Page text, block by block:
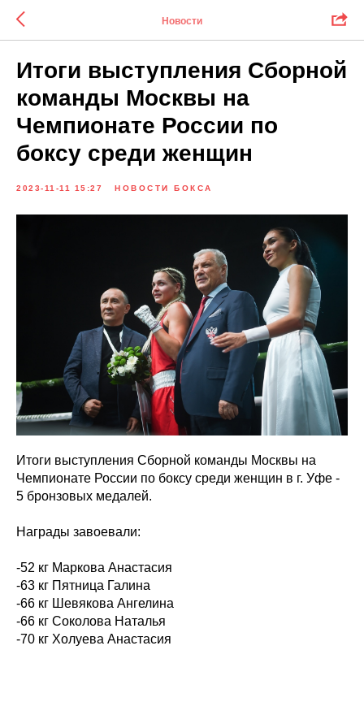
Новости
Итоги выступления Сборной
команды Москвы на
Чемпионате России по
боксу среди женщин
2023-11-11 15:27 НОВОСТИ БОКСА
Итоги выступления Сборной команды Москвы на
Чемпионате России по боксу среди женщин в г. Уфе -
5 бронзовых медалей.
Награды завоевали:
-52 кг Маркова Анастасия
-63 кг Пятница Галина
-66 кг Шевякова Ангелина
-66 кг Соколова Наталья
-70 кг Холуева Анастасия